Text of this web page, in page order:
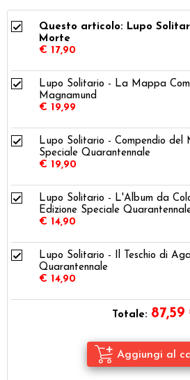
Questo articolo: Lupo
Morte
€ 17,90
Lupo Solitario - La Mappa
Magnamund
€ 19,99
Lupo Solitario - Compendio del
Speciale Quarantennale
€ 19,90
Lupo Solitario - L'Album da
Edizione Speciale
€ 14,90
Lupo Solitario - Il Teschio di
Quarantennale
€ 14,90
Totale: 87,59